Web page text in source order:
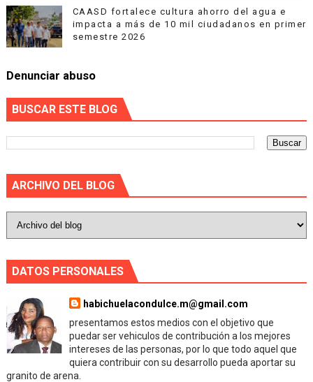
CAASD fortalece cultura ahorro del agua e
impacta a más de 10 mil ciudadanos en primer
semestre 2026
Denunciar abuso
BUSCAR ESTE BLOG
ARCHIVO DEL BLOG
DATOS PERSONALES
habichuelacondulce.m@gmail.com
presentamos estos medios con el objetivo que
puedar ser vehiculos de contribución a los mejores
intereses de las personas, por lo que todo aquel que
quiera contribuir con su desarrollo pueda aportar su
granito de arena.